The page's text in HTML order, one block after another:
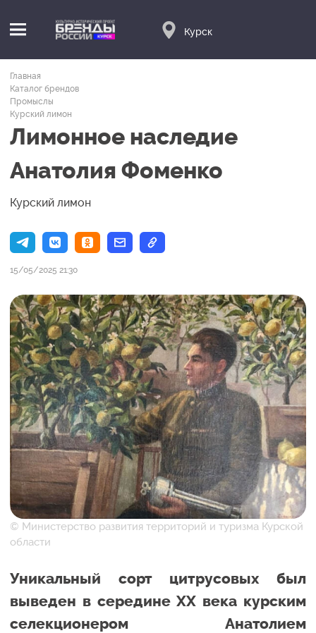
Курск
Главная
Каталог брендов
Промыслы
Курский лимон
Лимонное наследие
Анатолия Фоменко
Курский лимон
15/05/2025 21:30
© Министерство развития территорий и туризма Курской
области
Уникальный сорт цитрусовых был
выведен в середине ХХ века курским
селекционером Анатолием